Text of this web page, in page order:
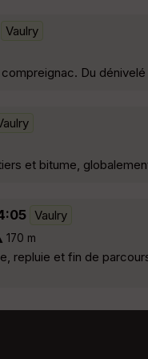
Vaulry
Du
et bitume,
Vaulry
170 m
repluie et fin de